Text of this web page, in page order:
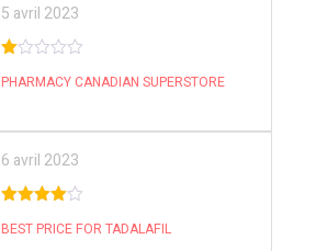
5 avril 2023
ou
5
PHARMACY CANADIAN SUPERSTORE
6 avril 2023
5
BEST PRICE FOR TADALAFIL